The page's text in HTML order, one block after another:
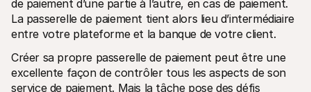
de paiement d’une partie à l’autre, en cas de paiement.
La passerelle de paiement tient alors lieu d’intermédiaire
entre votre plateforme et la banque de votre client.
Créer sa propre passerelle de paiement peut être une
excellente façon de contrôler tous les aspects de son
service de paiement. Mais la tâche pose des défis